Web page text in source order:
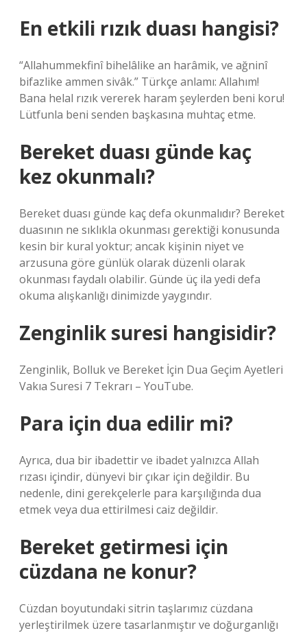
En etkili rızık duası hangisi?
“Allahummekfinî bihelâlike an harâmik, ve ağninî
bifazlike ammen sivâk.” Türkçe anlamı: Allahım!
Bana helal rızık vererek haram şeylerden beni koru!
Lütfunla beni senden başkasına muhtaç etme.
Bereket duası günde kaç
kez okunmalı?
Bereket duası günde kaç defa okunmalıdır? Bereket
duasının ne sıklıkla okunması gerektiği konusunda
kesin bir kural yoktur; ancak kişinin niyet ve
arzusuna göre günlük olarak düzenli olarak
okunması faydalı olabilir. Günde üç ila yedi defa
okuma alışkanlığı dinimizde yaygındır.
Zenginlik suresi hangisidir?
Zenginlik, Bolluk ve Bereket İçin Dua Geçim Ayetleri
Vakıa Suresi 7 Tekrarı – YouTube.
Para için dua edilir mi?
Ayrıca, dua bir ibadettir ve ibadet yalnızca Allah
rızası içindir, dünyevi bir çıkar için değildir. Bu
nedenle, dini gerekçelerle para karşılığında dua
etmek veya dua ettirilmesi caiz değildir.
Bereket getirmesi için
cüzdana ne konur?
Cüzdan boyutundaki sitrin taşlarımız cüzdana
yerleştirilmek üzere tasarlanmıştır ve doğurganlığı